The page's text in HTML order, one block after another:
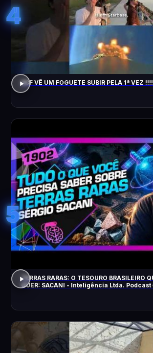
4
ACF VÊ UM FOGUETE SUBIR PELA 1ª VEZ !!!!
5
TERRAS RARAS: O TESOURO BRASILEIRO
QUER: SACANI - Inteligência Ltda. Podcast